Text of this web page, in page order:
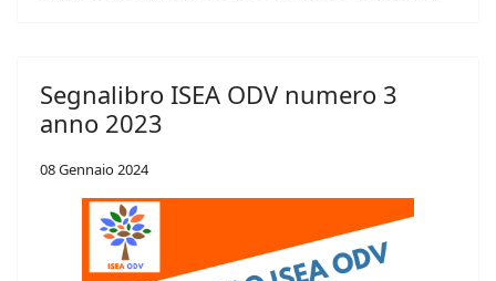
Segnalibro ISEA ODV numero 3
anno 2023
08 Gennaio 2024